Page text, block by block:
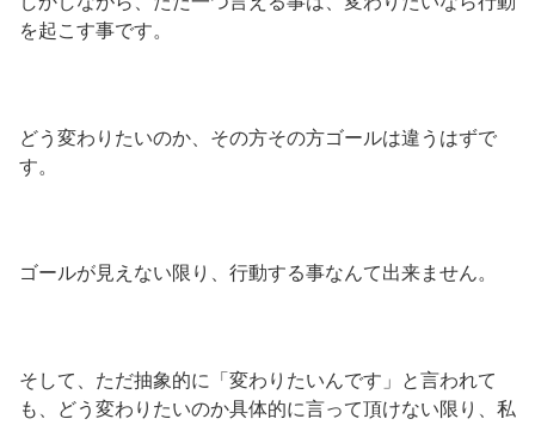
を起こす事です。
どう変わりたいのか、その方その方ゴールは違うはずで
す。
ゴールが見えない限り、行動する事なんて出来ません。
そして、ただ抽象的に「変わりたいんです」と言われて
も、どう変わりたいのか具体的に言って頂けない限り、私